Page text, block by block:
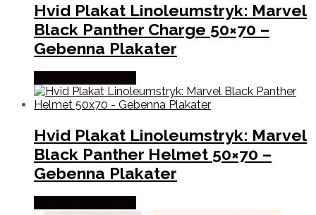
Hvid Plakat Linoleumstryk: Marvel
Black Panther Charge 50×70 –
Gebenna Plakater
Hvid Plakat Linoleumstryk: Marvel
Black Panther Helmet 50×70 –
Gebenna Plakater